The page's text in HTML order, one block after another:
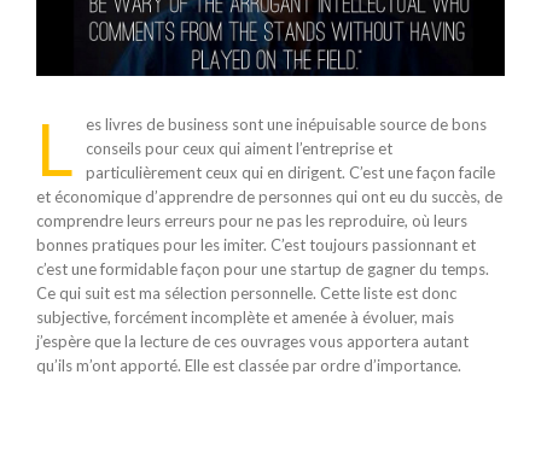
L
es livres de business sont une inépuisable source de bons
conseils pour ceux qui aiment l’entreprise et
particulièrement ceux qui en dirigent. C’est une façon facile
et économique d’apprendre de personnes qui ont eu du succès, de
comprendre leurs erreurs pour ne pas les reproduire, où leurs
bonnes pratiques pour les imiter. C’est toujours passionnant et
c’est une formidable façon pour une startup de gagner du temps.
Ce qui suit est ma sélection personnelle. Cette liste est donc
subjective, forcément incomplète et amenée à évoluer, mais
j’espère que la lecture de ces ouvrages vous apportera autant
qu’ils m’ont apporté. Elle est classée par ordre d’importance.